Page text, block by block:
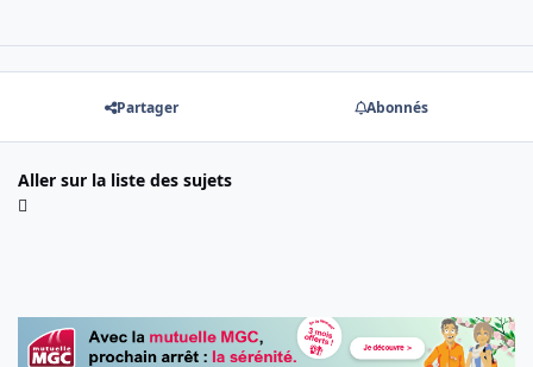
Partager Abonnés
Aller sur la liste des sujets